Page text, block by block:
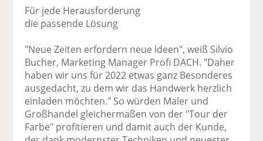
Für jede Herausforderung
die passende Lösung
"Neue Zeiten erfordern neue Ideen", weiß Silvio
Bucher, Marketing Manager Profi DACH. "Daher
haben wir uns für 2022 etwas ganz Besonderes
ausgedacht, zu dem wir das Handwerk herzlich
einladen möchten." So würden Maler und
Großhandel gleichermaßen von der "Tour der
Farbe" profitieren und damit auch der Kunde,